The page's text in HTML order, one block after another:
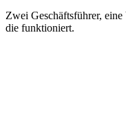
Zwei Geschäftsführer,
die funktioniert.